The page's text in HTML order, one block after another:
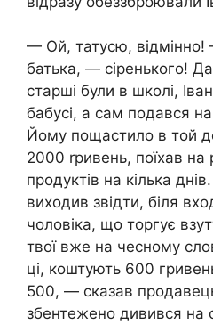
— Ой, татусю, відмінно!
батька, — сіренького!
старші були в школі,
бабусі, а сам подався на
Йому пощастило в той
2000 rривень, поїхав на
продуктів на кілька
виходив звідти, біля
чоловіка, що торгує
твої вже на чесному
ці, коштують 600
500, — сказав
збентежено дивився на